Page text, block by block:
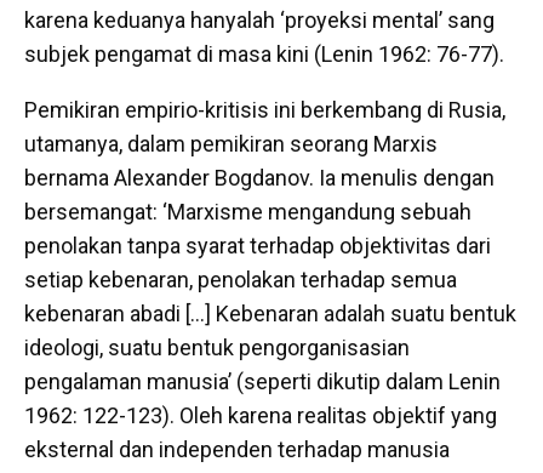
karena keduanya hanyalah ‘proyeksi mental’ sang
subjek pengamat di masa kini (Lenin 1962: 76-77).
Pemikiran empirio-kritisis ini berkembang di Rusia,
utamanya, dalam pemikiran seorang Marxis
bernama Alexander Bogdanov. Ia menulis dengan
bersemangat: ‘Marxisme mengandung sebuah
penolakan tanpa syarat terhadap objektivitas dari
setiap kebenaran, penolakan terhadap semua
kebenaran abadi […] Kebenaran adalah suatu bentuk
ideologi, suatu bentuk pengorganisasian
pengalaman manusia’ (seperti dikutip dalam Lenin
1962: 122-123). Oleh karena realitas objektif yang
eksternal dan independen terhadap manusia